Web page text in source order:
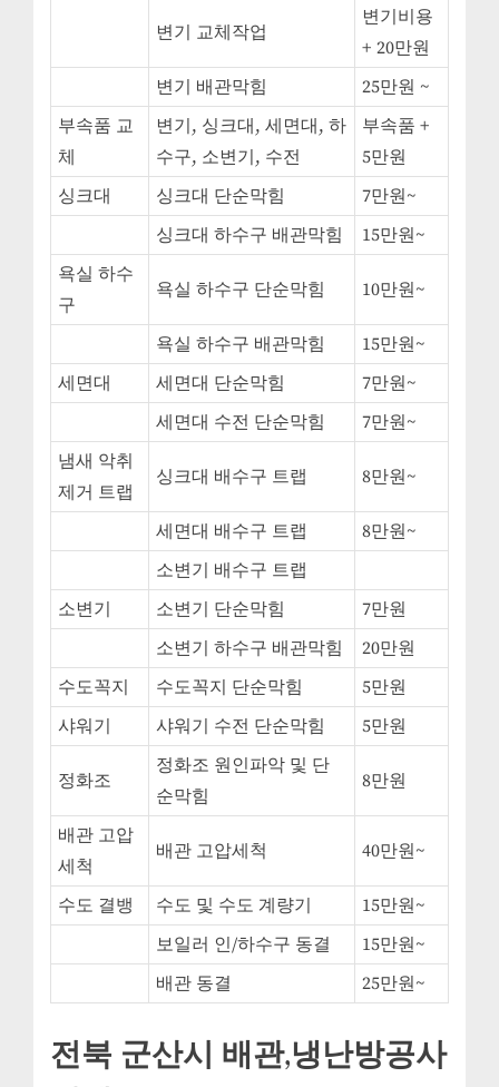
변기 교체작업
변기비용
+ 20만원
변기 배관막힘
25만원 ~
부속품 교
체
변기, 싱크대, 세면대, 하
수구, 소변기, 수전
부속품 +
5만원
싱크대
싱크대 단순막힘
7만원~
싱크대 하수구 배관막힘
15만원~
욕실 하수
구
욕실 하수구 단순막힘 10만원~
욕실 하수구 배관막힘
15만원~
세면대
세면대 단순막힘
7만원~
세면대 수전 단순막힘
7만원~
냄새 악취
제거 트랩
싱크대 배수구 트랩 8만원~
세면대 배수구 트랩
8만원~
소변기 배수구 트랩
소변기
소변기 단순막힘
7만원
소변기 하수구 배관막힘
20만원
수도꼭지
수도꼭지 단순막힘
5만원
샤워기
샤워기 수전 단순막힘 5만원
정화조
정화조 원인파악 및 단
순막힘
8만원
배관 고압
세척
배관 고압세척 40만원~
수도 결뱅 수도 및 수도 계량기
15만원~
보일러 인/하수구 동결
15만원~
배관 동결
25만원~
전북 군산시 배관,냉난방공사